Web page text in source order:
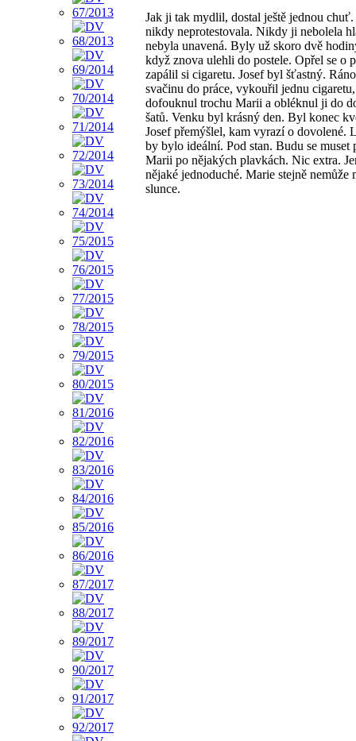
Jak ji tak mydlil, dostal ještě jednou
nikdy neprotestovala. Nikdy ji nebolela
nebyla unavená. Byly už skoro dvě
když znova ulehli do postele. Opřel se o
zapálil si cigaretu. Josef byl šťastný.
svačinu do práce, vykouřil jednu cigaretu,
dofouknul trochu Marii a obléknul ji do
šatů. Venku byl krásný den. Byl konec
Josef přemýšlel, kam vyrazí o dovolené.
by bylo ideální. Pod stan. Budu se muset
Marii po nějakých plavkách. Nic extra.
nějaké jednoduché. Marie stejně nemůže
slunce.